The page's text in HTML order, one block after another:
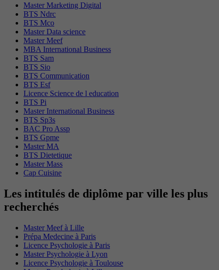
Master Marketing Digital
BTS Ndrc
BTS Mco
Master Data science
Master Meef
MBA International Business
BTS Sam
BTS Sio
BTS Communication
BTS Esf
Licence Science de l education
BTS Pi
Master International Business
BTS Sp3s
BAC Pro Assp
BTS Gpme
Master MA
BTS Dietetique
Master Mass
Cap Cuisine
Les intitulés de diplôme par ville les plus
recherchés
Master Meef à Lille
Prépa Medecine à Paris
Licence Psychologie à Paris
Master Psychologie à Lyon
Licence Psychologie à Toulouse